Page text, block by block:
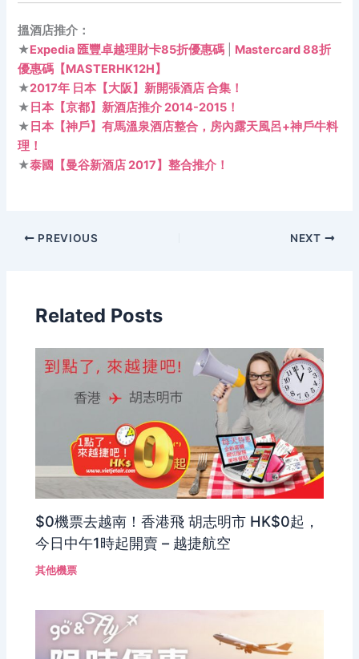
搵酒店推介：
★Expedia 匯豐卓越理財卡85折優惠碼
Mastercard 88折
優惠碼【MASTERHK12H】
★2017年 日本【大阪】新開張酒店 合集！
★ 日本【京都】新酒店推介 2014-2015！
★ 日本【神戶】有馬溫泉酒店整合，房內露天風呂+神戶牛料
理！
★泰國【曼谷新酒店 2017】整合推介！
PREVIOUS NEXT
Related Posts
$0機票去越南！香港飛 胡志明市 HK$0起，
今日中午1時起開賣 – 越捷航空
其他機票